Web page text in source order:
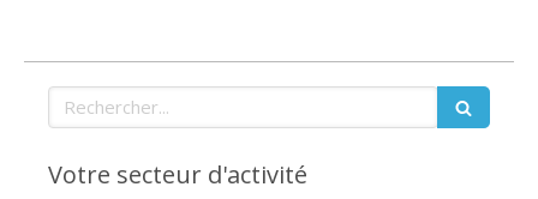
Rechercher
Votre secteur d'activité